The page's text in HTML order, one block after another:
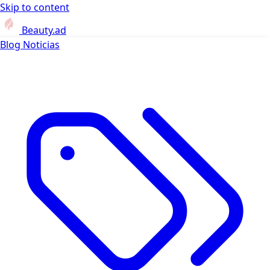
Skip to content
Beauty.ad
Blog Noticias